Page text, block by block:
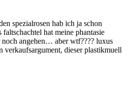
spezialrosen hab ich ja schon
hat meine phantasie
noch angehen… aber wtf???? luxus
verkaufsargument, dieser plastikmuell